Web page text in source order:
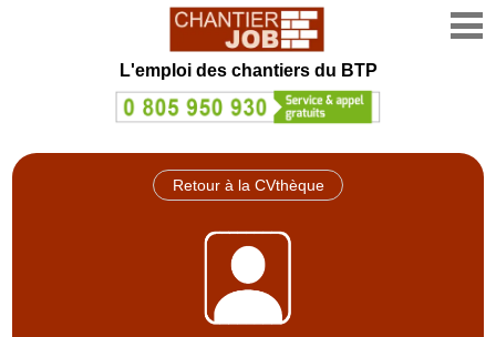
L'emploi des chantiers du BTP
Retour à la CVthèque